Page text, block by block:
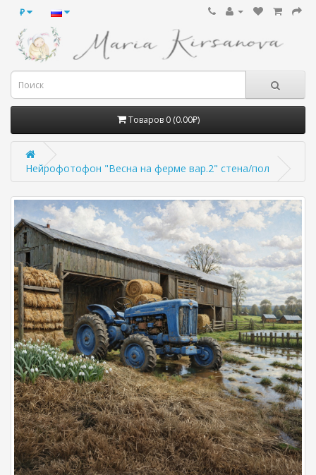
₽
Товаров 0 (0.00₽)
Нейрофотофон "Весна на ферме вар.2" стена/пол